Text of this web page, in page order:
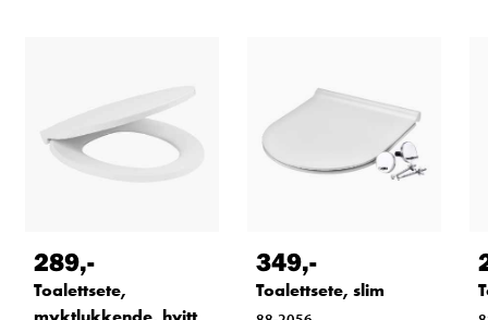
289,-
Toalettsete,
349,-
Toalettsete, slim